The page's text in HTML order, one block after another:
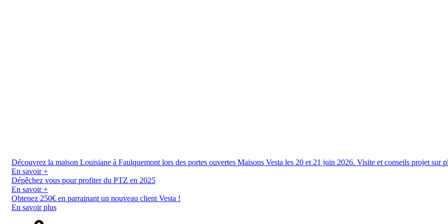
Découvrez la maison Louisiane à Faulquemont lors des portes ouvertes Maisons Vesta les 20 et 21 juin 2026. Visite et conseils projet sur
En savoir +
Dépêchez vous pour profiter du PTZ en 2025
En savoir +
Obtenez 250€ en parrainant un nouveau client Vesta !
En savoir plus